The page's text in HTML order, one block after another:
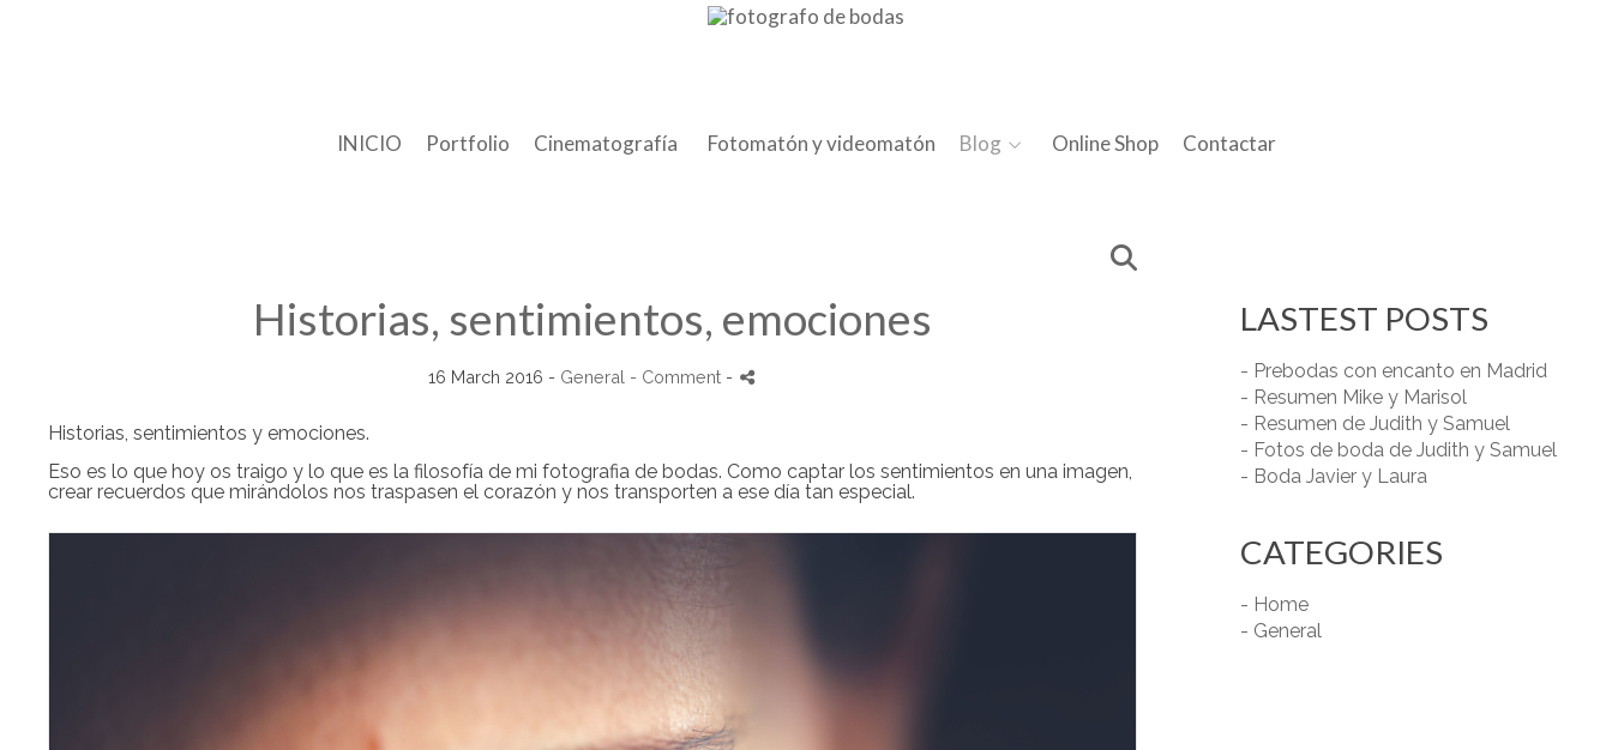
INICIO Portfolio Cinematografía Fotomatón y videomatón Blog Online Shop Contactar
Historias, sentimientos, emociones
16 March 2016 - General - Comment -
Historias, sentimientos y emociones.
Eso es lo que hoy os traigo y lo que es la filosofía de mi fotografia de bodas. Como captar los sentimientos en una imagen,
crear recuerdos que mirándolos nos traspasen el corazón y nos transporten a ese día tan especial.
LASTEST POSTS
- Prebodas con encanto en Madrid
- Resumen Mike y Marisol
- Resumen de Judith y Samuel
- Fotos de boda de Judith y Samuel
- Boda Javier y Laura
CATEGORIES
- Home
- General